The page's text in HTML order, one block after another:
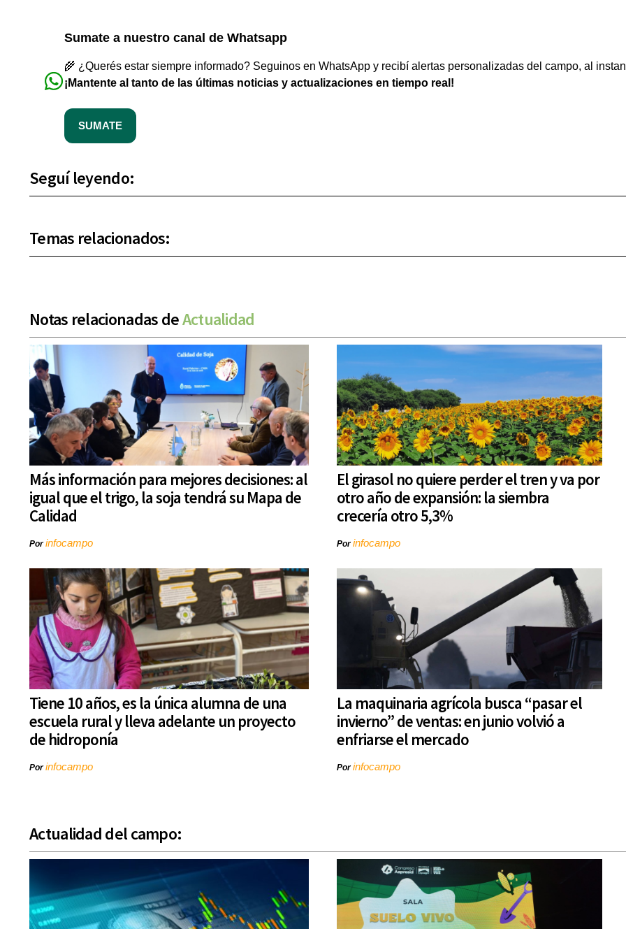
Sumate a nuestro canal de Whatsapp
🌾 ¿Querés estar siempre informado? Seguinos en WhatsApp y recibí alertas personalizadas del campo, al
¡Mantente al tanto de las últimas noticias y actualizaciones en tiempo real!
SUMATE
Seguí leyendo:
Temas relacionados:
Notas relacionadas deActualidad
Más información para mejores decisiones: al
igual que el trigo, la soja tendrá su Mapa de
Calidad
Porinfocampo
El girasol no quiere perder el tren y va por
otro año de expansión: la siembra
crecería otro 5,3%
Porinfocampo
Tiene 10 años, es la única alumna de una
escuela rural y lleva adelante un proyecto
de hidroponía
Porinfocampo
La maquinaria agrícola busca “pasar el
invierno” de ventas: en junio volvió a
enfriarse el mercado
Porinfocampo
Actualidad del campo: